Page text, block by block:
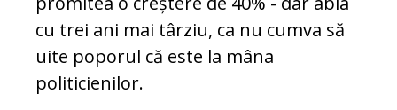
cu trei ani mai târziu, ca nu cumva să
uite poporul că este la mâna
politicienilor.